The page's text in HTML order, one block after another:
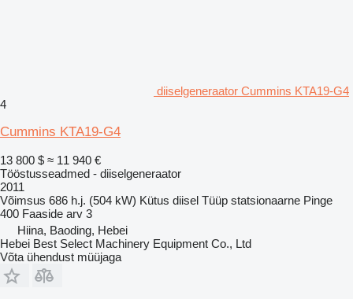
diiselgeneraator Cummins KTA19-G4
4
Cummins KTA19-G4
13 800 $ ≈ 11 940 €
Tööstusseadmed - diiselgeneraator
2011
Võimsus 686 h.j. (504 kW) Kütus diisel Tüüp statsionaarne Pinge
400 Faaside arv 3
Hiina, Baoding, Hebei
Hebei Best Select Machinery Equipment Co., Ltd
Võta ühendust müüjaga